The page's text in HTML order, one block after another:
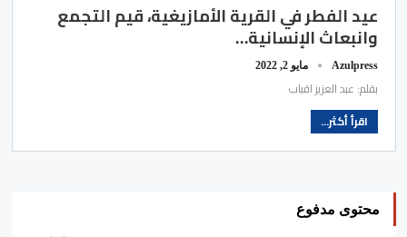
عيد الفطر في القرية الأمازيغية، قيم التجمع
وانبعاث الإنسانية…
Azulpress مايو 2, 2022
بقلم: عبد العزيز اقباب
اقرأ أكثر...
محتوى مدفوع